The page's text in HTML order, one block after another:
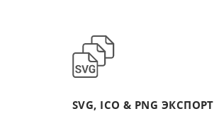
SVG, ICO & PNG ЭКСПОРТ